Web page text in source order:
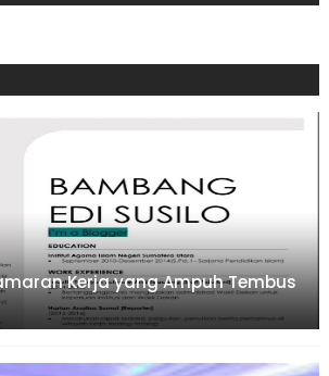
Kerja yang Ampuh Tembus